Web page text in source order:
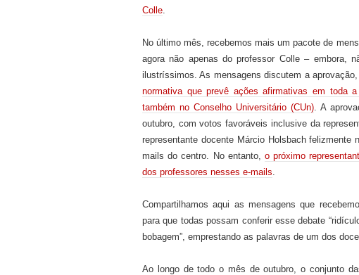
Colle
No último mês , recebemos mais um pacote de
agora não apenas do professor Colle–embora,
ilustríssimos. As mensagensdiscutem a aprovação
normativa que prevê ações afirmativas em toda
também no Conselho Universitário (CUn) A
outubro, com votos favoráveis inclusive da
representante docente Márcio Holsbach
mailsdo centro. No entanto, o próximo
dos professores nesses e-mails
Compartilhamos aqui as mensagens que
para que todas possam conferir esse debate
bobagem” , emprestando as palavras de um dos
Ao longo de todo o mês de outubro, o conjunto